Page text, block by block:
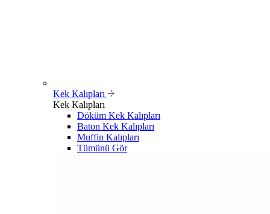
Kek Kalıpları
Kek Kalıpları
Döküm Kek Kalıpları
Baton Kek Kalıpları
Muffin Kalıpları
Tümünü Gör